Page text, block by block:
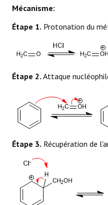
Mécanisme:
Étape 1. Protonation du
Étape 2. Attaque
Étape 3. Récupération de